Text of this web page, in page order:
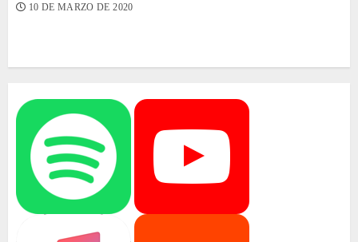
10 DE MARZO DE 2020